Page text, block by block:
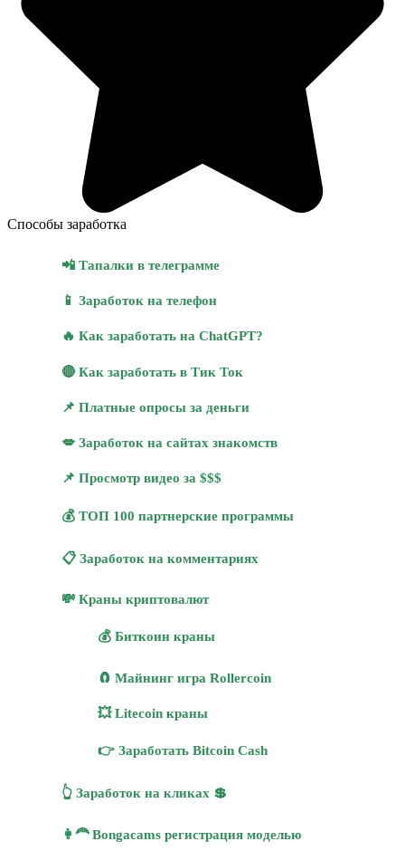
Способы заработка
📲 Тапалки в телеграмме
📱 Заработок на телефон
🔥 Как заработать на ChatGPT?
🔴 Как заработать в Тик Ток
📌 Платные опросы за деньги
💋 Заработок на сайтах знакомств
📌 Просмотр видео за $$$
💰 ТОП 100 партнерские программы
📋 Заработок на комментариях
💸 Краны криптовалют
💰 Биткоин краны
🧲 Майнинг игра Rollercoin
💥 Litecoin краны
👉 Заработать Bitcoin Cash
👆 Заработок на кликах 💲
👩‍🦰 Bongacams регистрация моделью